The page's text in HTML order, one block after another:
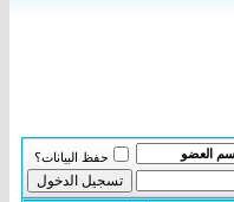
حفظ البيانات؟